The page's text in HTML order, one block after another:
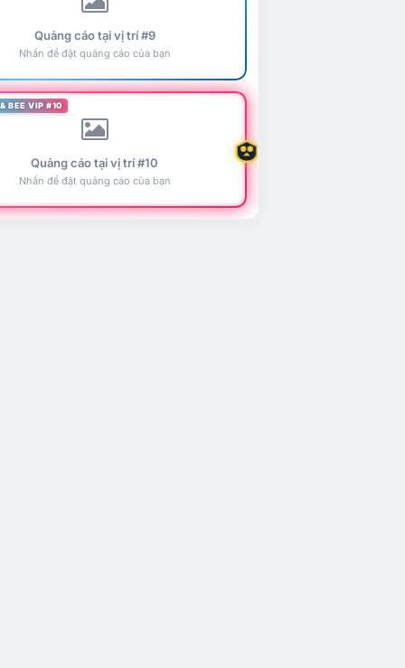
Quảng cáo tại vị trí #9
Nhấn để đặt quảng cáo của bạn
BEE VIP #10
Quảng cáo tại vị trí #10
Nhấn để đặt quảng cáo của bạn